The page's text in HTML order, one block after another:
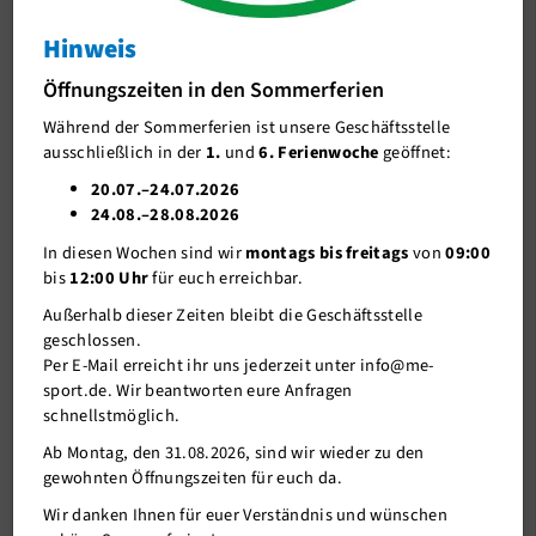
Abteilungsversammlung
Abteilungsversammlung
06.03.2023
J-Team
Stellenangebote
Förderverein me-sport e.V.
Mitgliederservice
Verantwortung
Hinweis
Öffnungszeiten in den Sommerferien
Während der Sommerferien ist unsere Geschäftsstelle
ausschließlich in der 1. und6. Ferienwochegeöffnet:
20.07.–24.07.2026
24.08.–28.08.2026
In diesen Wochen sind wirmontags bis freitagsvon09:00
bis12:00 Uhrfür euch erreichbar.
Außerhalb dieser Zeiten bleibt die Geschäftsstelle
geschlossen.
Per E-Mail erreicht ihr uns jederzeit unter info@me-
sport.de. Wir beantworten eure Anfragen
schnellstmöglich.
Ab Montag, den 31.08.2026, sind wir wieder zu den
gewohnten Öffnungszeiten für euch da.
Wir danken Ihnen für euer Verständnis und wünschen